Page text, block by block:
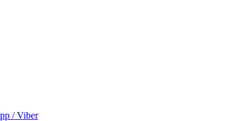
/ Viber